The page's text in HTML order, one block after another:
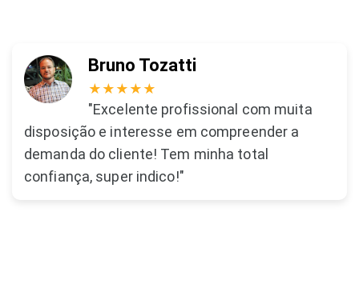
Bruno Tozatti
★★★★★
"Excelente profissional com muita
disposição e interesse em compreender a
demanda do cliente! Tem minha total
confiança, super indico!"